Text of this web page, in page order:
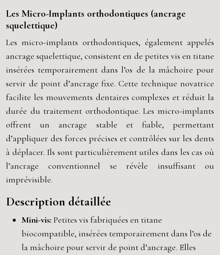
Les Micro-Implants orthodontiques (ancrage
squelettique)
Les micro-implants orthodontiques, également appelés
ancrage squelettique, consistent en de petites vis en titane
insérées temporairement dans l’os de la mâchoire pour
servir de point d’ancrage fixe. Cette technique novatrice
facilite les mouvements dentaires complexes et réduit la
durée du traitement orthodontique. Les micro-implants
offrent un ancrage stable et fiable, permettant
d’appliquer des forces précises et contrôlées sur les dents
à déplacer. Ils sont particulièrement utiles dans les cas où
l’ancrage conventionnel se révèle insuffisant ou
imprévisible.
Description détaillée
Mini-vis: Petites vis fabriquées en titane
biocompatible, insérées temporairement dans l’os de
la mâchoire pour servir de point d’ancrage. Elles